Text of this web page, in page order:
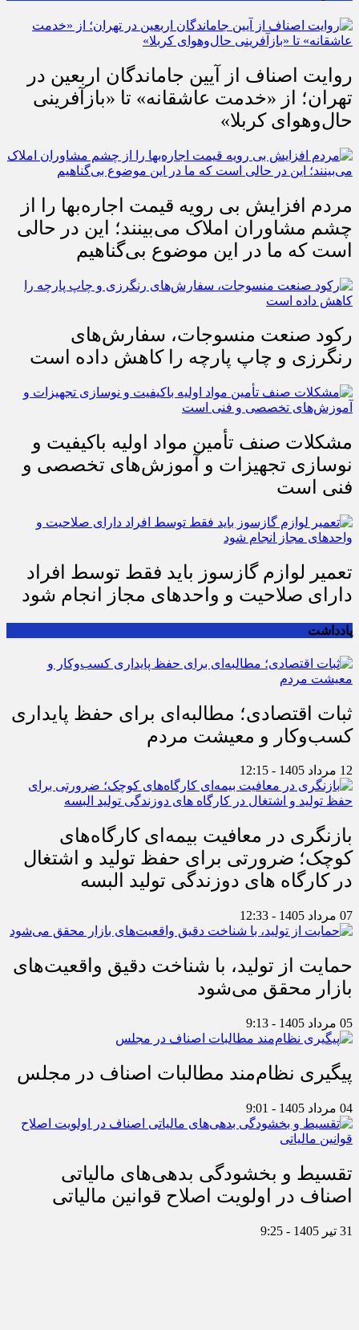
روایت اصناف از آیین جاماندگان اربعین در
تهران؛ از «خدمت عاشقانه» تا «بازآفرینی
حال‌وهوای کربلا»
مردم افزایش بی رویه قیمت اجاره‌بها را از
چشم مشاوران املاک می‌بینند؛ این در حالی
است که ما در این موضوع بی‌گناهیم
رکود صنعت منسوجات، سفارش‌های
رنگرزی و چاپ پارچه را کاهش داده است
مشکلات صنف تأمین مواد اولیه باکیفیت و
نوسازی تجهیزات و آموزش‌های تخصصی و
فنی است
تعمیر لوازم گازسوز باید فقط توسط افراد
دارای صلاحیت و واحدهای مجاز انجام شود
یادداشت
ثبات اقتصادی؛ مطالبه‌ای برای حفظ پایداری
کسب‌وکار و معیشت مردم
12 مرداد 1405 - 12:15
بازنگری در معافیت بیمه‌ای کارگاه‌های
کوچک؛ ضرورتی برای حفظ تولید و اشتغال
در کارگاه های دوزندگی تولید البسه
07 مرداد 1405 - 12:33
حمایت از تولید، با شناخت دقیق واقعیت‌های
بازار محقق می‌شود
05 مرداد 1405 - 9:13
پیگیری نظام‌مند مطالبات اصناف در مجلس
04 مرداد 1405 - 9:01
تقسیط و بخشودگی بدهی‌های مالیاتی
اصناف در اولویت اصلاح قوانین مالیاتی
31 تیر 1405 - 9:25